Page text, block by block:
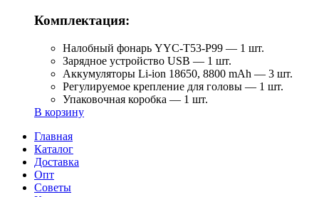
Комплектация:
Налобный фонарь YYC-T53-P99 — 1 шт.
Зарядное устройство USB — 1 шт.
Аккумуляторы Li-ion 18650, 8800 mAh — 3 шт.
Регулируемое крепление для головы — 1 шт.
Упаковочная коробка — 1 шт.
В корзину
Главная
Каталог
Доставка
Опт
Советы